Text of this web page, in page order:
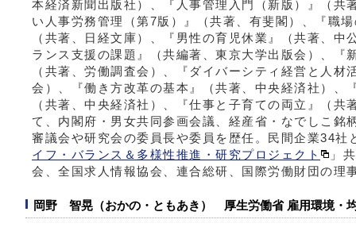
本経済新聞出版社）、『人事管理入門（新版）』（共
い人事労務管理（第7版）』（共著、有斐閣）、『職
（共著、日経文庫）、『男性の育児休業』（共著、中
ランス支援の課題』（共編著、東京大学出版会）、『
（共著、労働調査会）、『ダイバーシティ経営と人材
会）、『働き方改革の基本』（共著、中央経済社）、
（共著、中央経済社）、『仕事と子育ての両立』（共
て、内閣府・男女共同参画会議、経産省・なでしこ銘
審議会や研究会の委員長や委員を歴任。民間企業34社
イフ・バランス＆多様性推進・研究プロジェクト
」
会、全国求人情報協会、連合総研、国際労働財団の理
岡野 智晃（おかの・ともあき） 厚生労働省 雇用環境・